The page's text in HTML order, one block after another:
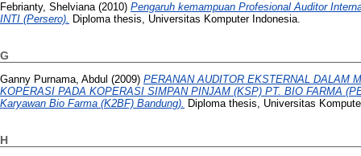
Febrianty, Shelviana(2010) Pengaruh kemampuan Profesional Auditor
INTI (Persero). Diploma thesis, Universitas Komputer Indonesia.
G
Ganny Purnama, Abdul (2009) PERANAN AUDITOR EKSTERNAL DALAM
KOPERASI PADA KOPERASI SIMPAN PINJAM (KSP) PT. BIO FARMA
Karyawan Bio Farma (K2BF) Bandung). Diploma thesis, Universitas
H